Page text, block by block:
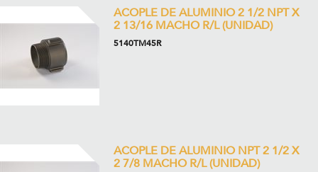
ACOPLE DE ALUMINIO 2 1/2 NPT X
2 13/16 MACHO R/L (UNIDAD)
5140TM45R
ACOPLE DE ALUMINIO NPT 2 1/2 X
2 7/8 MACHO R/L (UNIDAD)